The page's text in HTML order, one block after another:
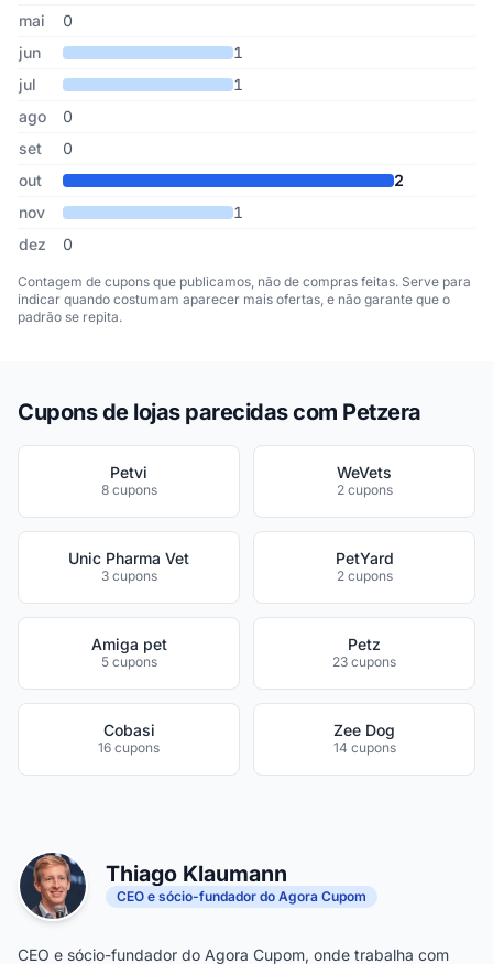
mai
0
jun
1
jul
1
ago
0
set
0
out
2
nov
1
dez
0
Contagem de cupons que publicamos, não de compras feitas. Serve para
indicar quando costumam aparecer mais ofertas, e não garante que o
padrão se repita.
Cupons de lojas parecidas com Petzera
Petvi
8 cupons
WeVets
2 cupons
Unic Pharma Vet
3 cupons
PetYard
2 cupons
Amiga pet
5 cupons
Petz
23 cupons
Cobasi
16 cupons
Zee Dog
14 cupons
Thiago Klaumann
CEO e sócio-fundador do Agora Cupom
CEO e sócio-fundador do Agora Cupom, onde trabalha com